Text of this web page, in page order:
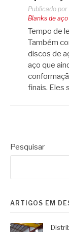
Publicado por
Blanks de
Tempo de
Também
discos de
aço que
finais. Eles
Pesquisar
ARTIGOS EM